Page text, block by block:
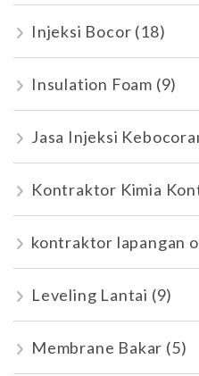
Injeksi Bocor (18)
Insulation Foam (9)
Jasa Injeksi
Kontraktor Kimia
kontraktor lapangan
Leveling Lantai (9)
Membrane Bakar (5)